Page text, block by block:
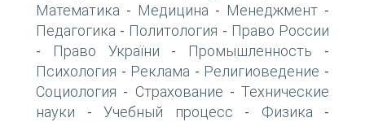
Математика - Медицина - Менеджмент -
Педагогика - Политология - Право России
- Право України - Промышленность -
Психология - Реклама - Религиоведение -
Социология - Страхование - Технические
науки - Учебный процесс - Физика -